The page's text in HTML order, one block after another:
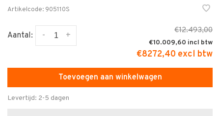
Artikelcode: 905110S
Aantal: +
-
€12.493,00
€10.009,60
€8272,40 excl btw
Toevoegen aan winkelwagen
Levertijd: 2-5 dagen